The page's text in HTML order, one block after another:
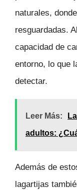
naturales,
resguardadas.
capacidad de
entorno, lo que
detectar.
Leer Más:
adultos:
Además de
lagartijas